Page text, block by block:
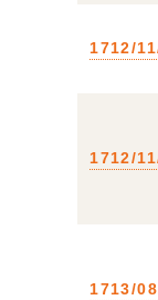
1712/
1712/
1713/